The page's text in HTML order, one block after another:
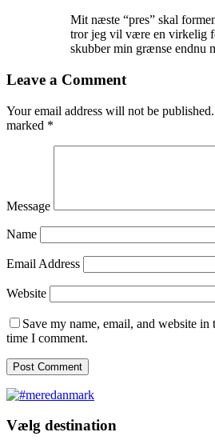
Mit næste “pres” skal
tror jeg vil være en virkelig
skubber min grænse endnu
Leave a Comment
Your email address will not be published.
marked *
Message
Name
Email Address
Website
Save my name, email, and website
time I comment.
Vælg destination